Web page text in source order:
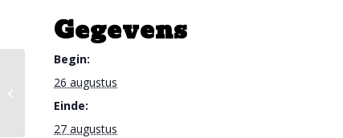
Gegevens
Begin:
26 augustus
Einde:
27 augustus
Informatieavond ouders leerjaar 4
vmbo-kb en -bb inzake
examens/mbo